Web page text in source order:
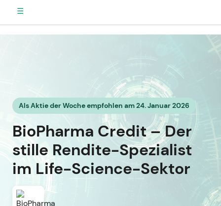
☰
Als Aktie der Woche empfohlen am 24. Januar 2026
BioPharma Credit – Der
stille Rendite-Spezialist
im Life-Science-Sektor